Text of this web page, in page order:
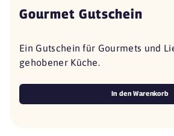
Gourmet Gutschein
Ein Gutschein für Gourmets und
gehobener Küche.
In den Warenkorb